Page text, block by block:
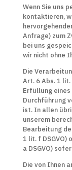
Wenn Sie uns
kontaktieren,
Anfrage) zum
bei uns
wir nicht ohne
Die
Art. 6 Abs. 1
Erfüllung
Durchführung
ist. In allen
unserem
Bearbeitung
1 lit. f DSGVO)
a DSGVO)
Die von Ihnen